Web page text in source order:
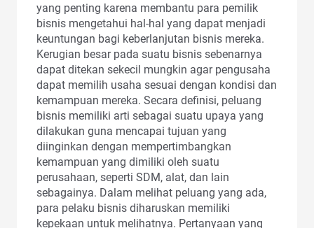
yang penting karena membantu para pemilik
bisnis mengetahui hal-hal yang dapat menjadi
keuntungan bagi keberlanjutan bisnis mereka.
Kerugian besar pada suatu bisnis sebenarnya
dapat ditekan sekecil mungkin agar pengusaha
dapat memilih usaha sesuai dengan kondisi dan
kemampuan mereka. Secara definisi, peluang
bisnis memiliki arti sebagai suatu upaya yang
dilakukan guna mencapai tujuan yang
diinginkan dengan mempertimbangkan
kemampuan yang dimiliki oleh suatu
perusahaan, seperti SDM, alat, dan lain
sebagainya. Dalam melihat peluang yang ada,
para pelaku bisnis diharuskan memiliki
kepekaan untuk melihatnya. Pertanyaan yang